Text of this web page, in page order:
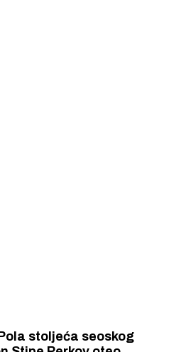
stoljeća seoskog